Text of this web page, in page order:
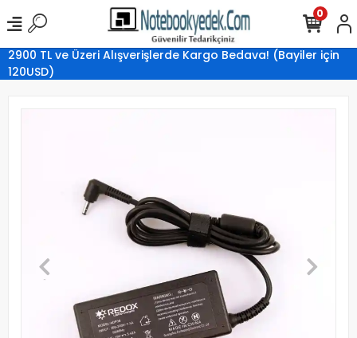
2900 TL ve Üzeri Alışverişlerde Kargo Bedava! (Bayiler için
120USD)
0